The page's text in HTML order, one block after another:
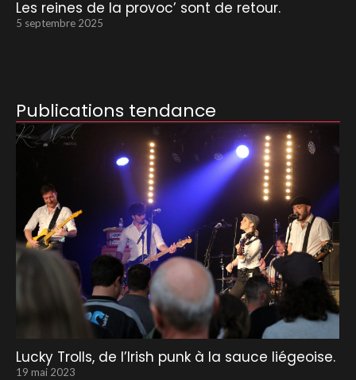
Les reines de la provoc’ sont de retour.
5 septembre 2025
Publications tendance
Lucky Trolls, de l’Irish punk à la sauce liégeoise.
19 mai 2023